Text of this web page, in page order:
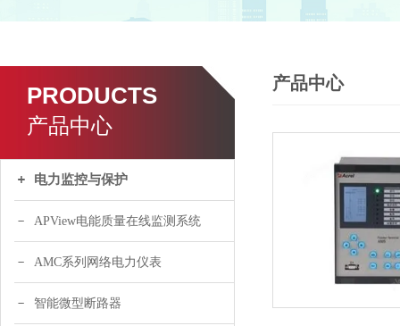
PRODUCTS
产品中心
电力监控与保护
APView电能质量在线监测系统
AMC系列网络电力仪表
智能微型断路器
产品中心